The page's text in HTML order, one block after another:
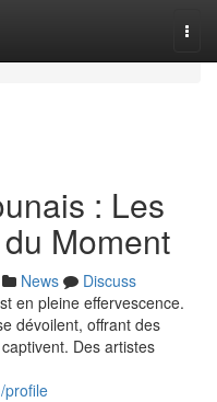
: Les
Moment
News
Discuss
en pleine effervescence.
dévoilent, offrant des
Des artistes
profile